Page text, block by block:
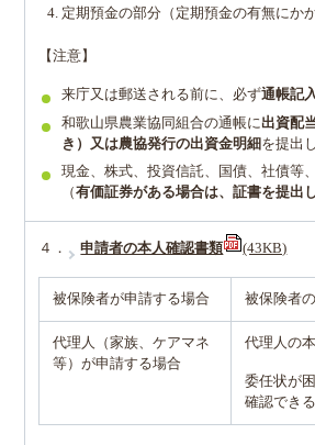
定期預金の部分（定期預金の有無にか
【注意】
来庁又は郵送される前に、必ず通帳記
和歌山県農業協同組合の通帳に出資配
き）又は農協発行の出資金明細を提出
現金、株式、投資信託、国債、社債等
（有価証券がある場合は、証書を提出
４． 申請者の本人確認書類 (43KB)
被保険者が申請する場合 被保険者
代理人（家族、ケアマネ
等）が申請する場合
代理人の
委任状が
確認でき